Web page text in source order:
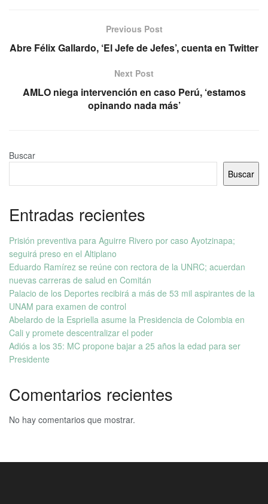
Previous Post
Abre Félix Gallardo, ‘El Jefe de Jefes’, cuenta en Twitter
Next Post
AMLO niega intervención en caso Perú, ‘estamos
opinando nada más’
Buscar
Buscar
Entradas recientes
Prisión preventiva para Aguirre Rivero por caso Ayotzinapa;
seguirá preso en el Altiplano
Eduardo Ramírez se reúne con rectora de la UNRC; acuerdan
nuevas carreras de salud en Comitán
Palacio de los Deportes recibirá a más de 53 mil aspirantes de la
UNAM para examen de control
Abelardo de la Espriella asume la Presidencia de Colombia en
Cali y promete descentralizar el poder
Adiós a los 35: MC propone bajar a 25 años la edad para ser
Presidente
Comentarios recientes
No hay comentarios que mostrar.